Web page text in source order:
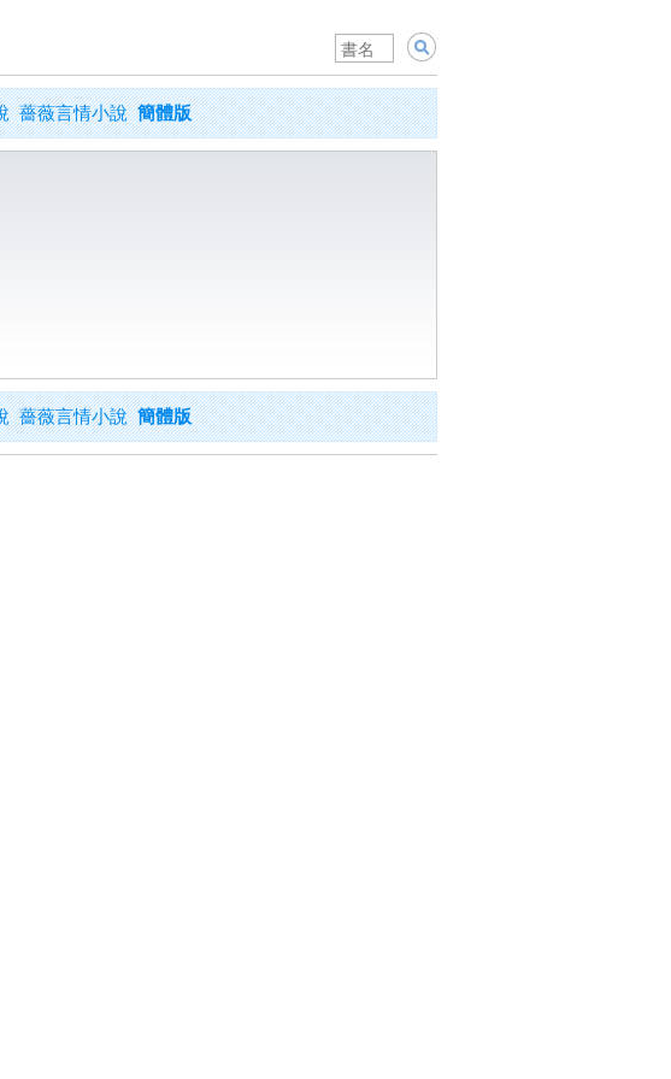
薔薇言情小說 簡體版
薔薇言情小說 簡體版